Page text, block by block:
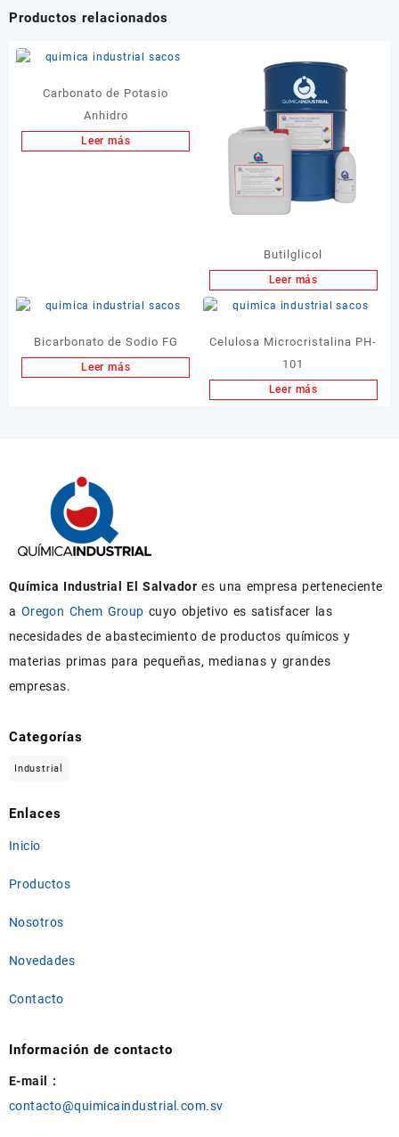
Productos relacionados
Carbonato de Potasio
Anhidro
Leer más
Butilglicol
Leer más
Bicarbonato de Sodio FG
Leer más
Celulosa Microcristalina PH-
101
Leer más
Química Industrial El Salvador es una empresa perteneciente
a Oregon Chem Group cuyo objetivo es satisfacer las
necesidades de abastecimiento de productos químicos y
materias primas para pequeñas, medianas y grandes
empresas.
Categorías
Industrial
Enlaces
Inicio
Productos
Nosotros
Novedades
Contacto
Información de contacto
E-mail :
contacto@quimicaindustrial.com.sv